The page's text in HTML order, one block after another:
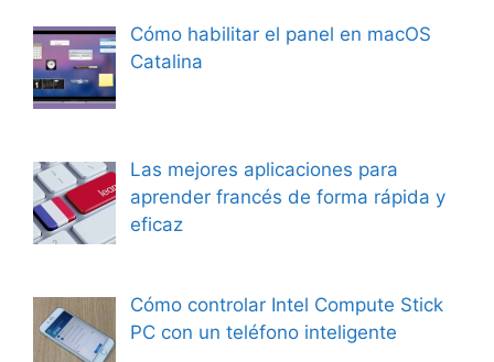
Cómo habilitar el panel en macOS
Catalina
Las mejores aplicaciones para
aprender francés de forma rápida y
eficaz
Cómo controlar Intel Compute Stick
PC con un teléfono inteligente